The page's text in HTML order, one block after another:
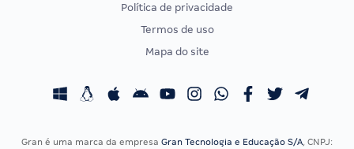
CONCURSOS POR PROFISSÃO
Concursos Fiscais
EXAME DE ORDEM
Calendário OAB
Política de privacidade
Termos de uso
Mapa do site
Gran é uma marca da empresa Gran Tecnologia e Educação S/A, CNPJ: